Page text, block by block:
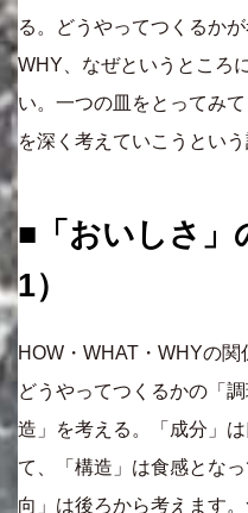
る。どうやってつくるか
WHY、なぜというところ
い。一つの皿をとってみ
を深く考えていこうという
■「おいしさ」
1）
HOW・WHAT・WHYの関
どうやってつくるかの「
造」を考える。「成分」
て、「構造」は食感とな
向」は後ろから考えます